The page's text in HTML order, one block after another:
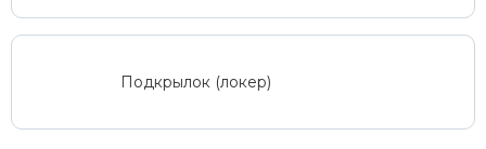
Подкрылок (локер)